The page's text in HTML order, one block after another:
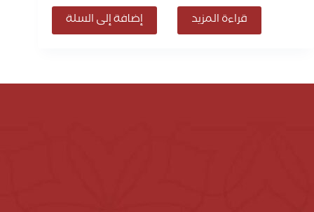
قراءة المزيد إضافة إلى السلة